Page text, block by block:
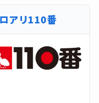
アリ110番